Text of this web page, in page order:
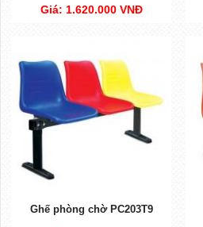
Giá: 1.620.000 VNĐ
Ghế phòng chờ PC203T9